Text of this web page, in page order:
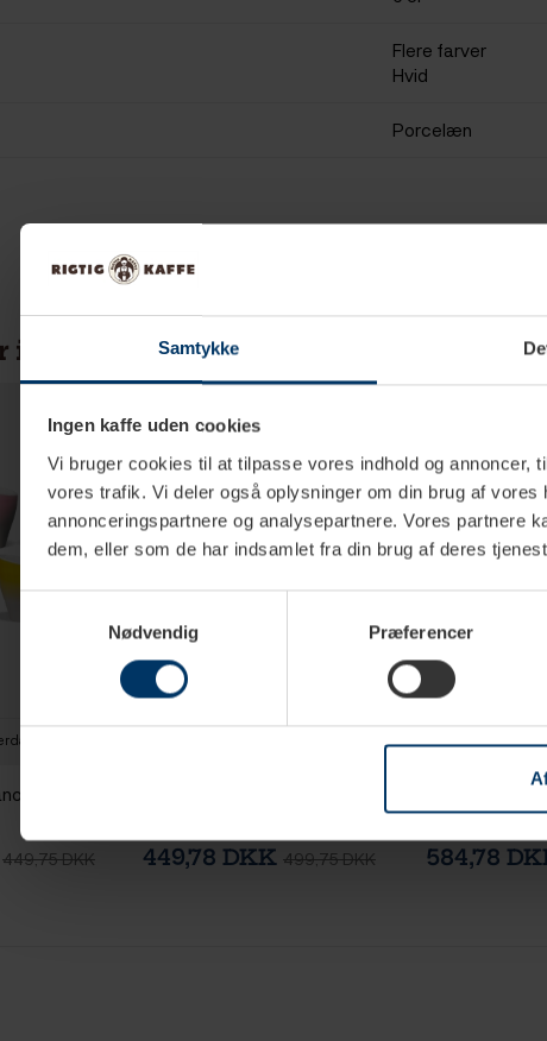
Samtykke
Ingen kaffe uden cookies
Vi bruger cookies til at tilpasse vores indhold og
vores trafik. Vi deler også oplysninger om din brug af
annonceringspartnere og analysepartnere. Vores partnere
dem, eller som de har indsamlet fra din brug af deres
Nødvendig
Præferencer
Flere farver
Hvid
Porcelæn
samme kategori
Espresso 9
449,75 DKK
10%
449,78 DKK 499,75 DKK
10%
Club House
584,78